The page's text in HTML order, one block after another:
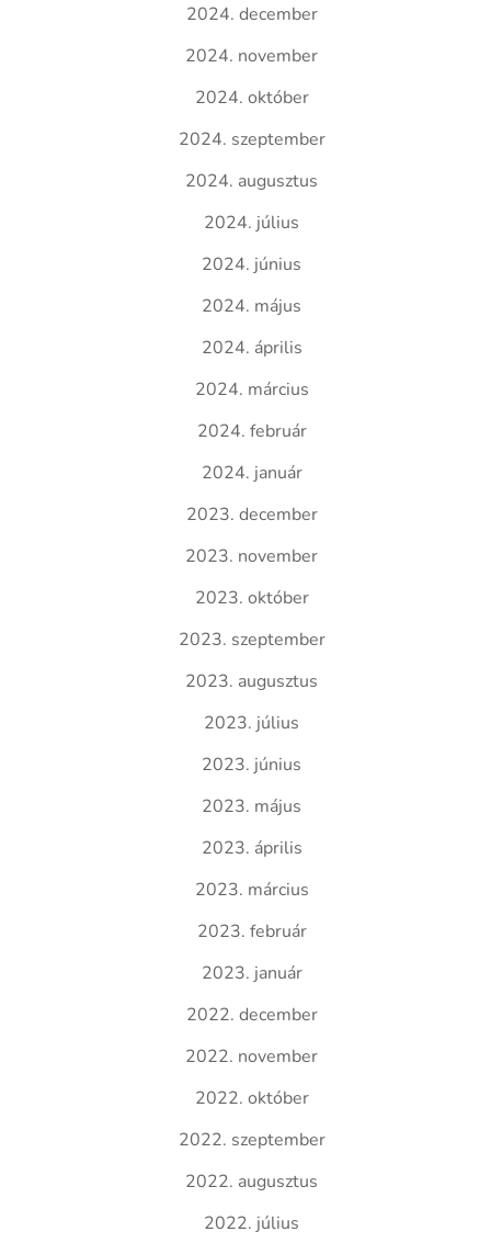
2024. december
2024. november
2024. október
2024. szeptember
2024. augusztus
2024. július
2024. június
2024. május
2024. április
2024. március
2024. február
2024. január
2023. december
2023. november
2023. október
2023. szeptember
2023. augusztus
2023. július
2023. június
2023. május
2023. április
2023. március
2023. február
2023. január
2022. december
2022. november
2022. október
2022. szeptember
2022. augusztus
2022. július